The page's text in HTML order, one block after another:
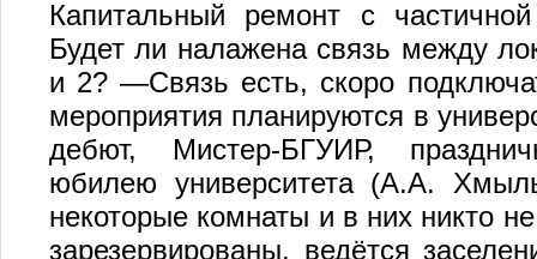
Капитальный ремонт с
Будет ли налажена связь между
и 2? —Связь есть, скоро
мероприятия планируются в
дебют, Мистер-БГУИР,
юбилею университета (А.А.
некоторые комнаты и в них никто
зарезервированы, ведётся